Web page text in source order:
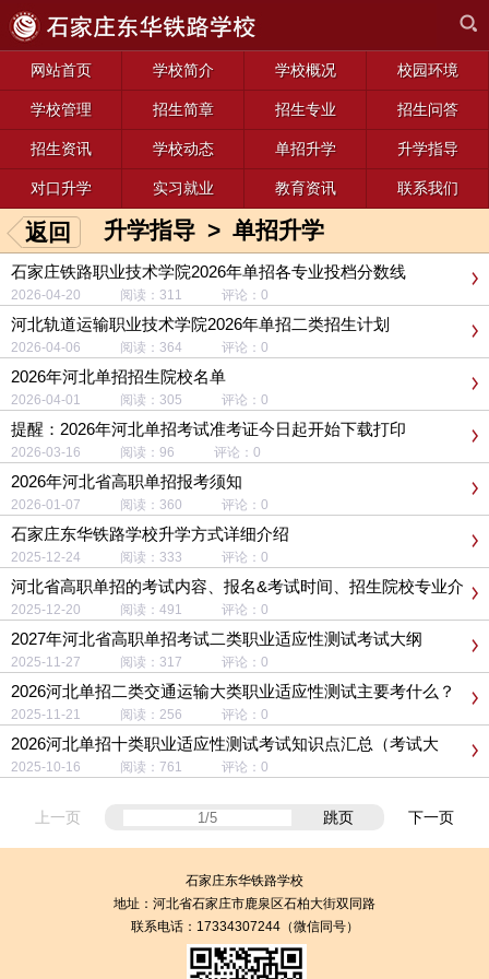
网站首页 学校简介 学校概况 校园环境
学校管理 招生简章 招生专业 招生问答
招生资讯 学校动态 单招升学 升学指导
对口升学 实习就业 教育资讯 联系我们
返回 升学指导 > 单招升学
石家庄铁路职业技术学院2026年单招各专业投档分数线
2026-04-20 阅读：311 评论：0
河北轨道运输职业技术学院2026年单招二类招生计划
2026-04-06 阅读：364 评论：0
2026年河北单招招生院校名单
2026-04-01 阅读：305 评论：0
提醒：2026年河北单招考试准考证今日起开始下载打印
2026-03-16 阅读：96 评论：0
2026年河北省高职单招报考须知
2026-01-07 阅读：360 评论：0
石家庄东华铁路学校升学方式详细介绍
2025-12-24 阅读：333 评论：0
河北省高职单招的考试内容、报名&考试时间、招生院校专业介
绍
2025-12-20 阅读：491 评论：0
2027年河北省高职单招考试二类职业适应性测试考试大纲
（新）
2025-11-27 阅读：317 评论：0
2026河北单招二类交通运输大类职业适应性测试主要考什么？
2025-11-21 阅读：256 评论：0
2026河北单招十类职业适应性测试考试知识点汇总（考试大
纲）
2025-10-16 阅读：761 评论：0
上一页 跳页 下一页
石家庄东华铁路学校
地址： 河北省石家庄市鹿泉区石柏大街双同路
联系电话：17334307244（微信同号）